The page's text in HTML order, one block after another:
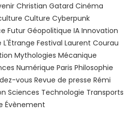
Christian Gatard Cinéma
Culture Cyberpunk
Futur Géopolitique IA Innovation
L'Étrange Festival Laurent Courau
Mythologies Mécanique
Numérique Paris Philosophie
vous Revue de presse Rémi
Sciences Technologie Transports
Évènement